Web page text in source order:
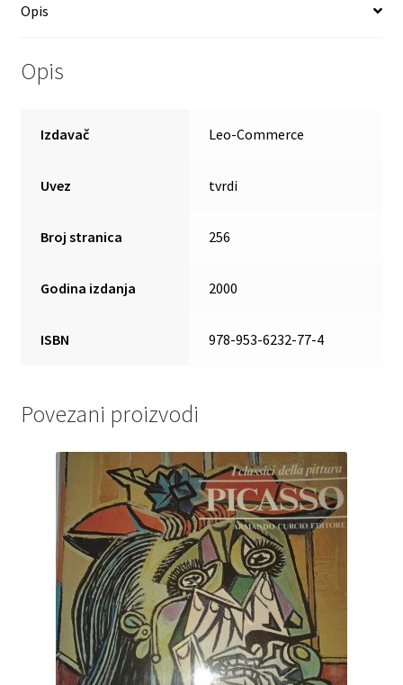
Opis
Opis
Izdavač Leo-Commerce
Uvez tvrdi
Broj stranica 256
Godina izdanja 2000
ISBN 978-953-6232-77-4
Povezani proizvodi